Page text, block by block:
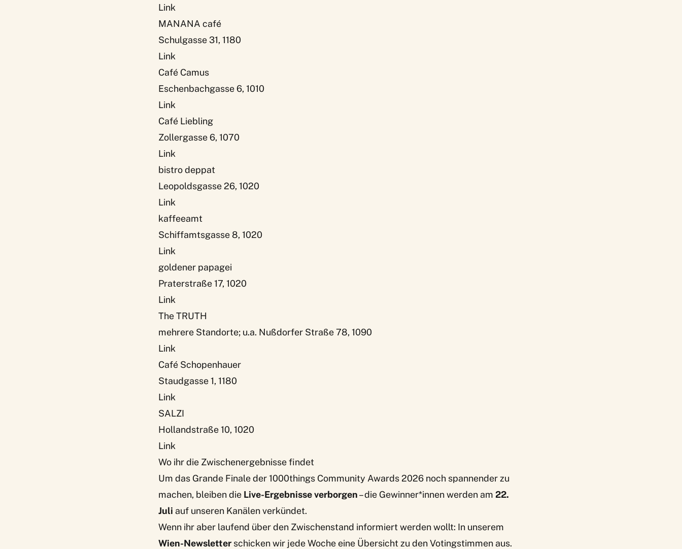
Link
MANANA café
Schulgasse 31, 1180
Link
Café Camus
Eschenbachgasse 6, 1010
Link
Café Liebling
Zollergasse 6, 1070
Link
bistro deppat
Leopoldsgasse 26, 1020
Link
kaffeeamt
Schiffamtsgasse 8, 1020
Link
goldener papagei
Praterstraße 17, 1020
Link
The TRUTH
mehrere Standorte; u.a. Nußdorfer Straße 78, 1090
Link
Café Schopenhauer
Staudgasse 1, 1180
Link
SALZI
Hollandstraße 10, 1020
Link
Wo ihr die Zwischenergebnisse findet
Um das Grande Finale der 1000things Community Awards 2026 noch spannender zu
machen, bleiben die Live-Ergebnisse verborgen– die Gewinner*innen werden am 22.
Juli auf unseren Kanälen verkündet.
Wenn ihr aber laufend über den Zwischenstand informiert werden wollt: In unserem
Wien-Newsletter schicken wir jede Woche eine Übersicht zu den Votingstimmen aus.